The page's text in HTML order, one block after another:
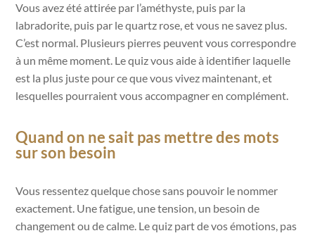
Vous avez été attirée par l’améthyste, puis par la
labradorite, puis par le quartz rose, et vous ne savez plus.
C’est normal. Plusieurs pierres peuvent vous correspondre
à un même moment. Le quiz vous aide à identifier laquelle
est la plus juste pour ce que vous vivez maintenant, et
lesquelles pourraient vous accompagner en complément.
Quand on ne sait pas mettre des mots
sur son besoin
Vous ressentez quelque chose sans pouvoir le nommer
exactement. Une fatigue, une tension, un besoin de
changement ou de calme. Le quiz part de vos émotions, pas